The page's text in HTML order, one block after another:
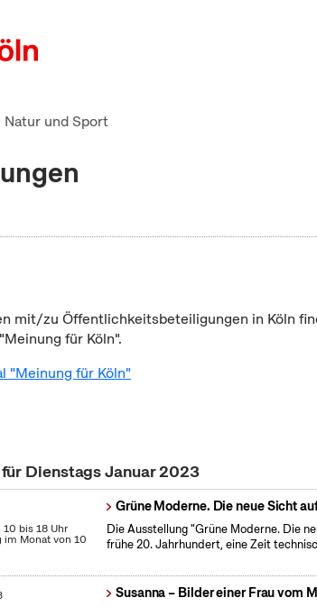
und Sport
mit/zu Öffentlichkeitsbeteiligungen in Köln
für Köln".
"Meinung für Köln"
Dienstags Januar 2023
bis 18 Uhr
Monat von 10
Grüne Moderne. Die neue Sicht
Die Ausstellung "Grüne Moderne. Die
frühe 20. Jahrhundert, eine Zeit
Susanna – Bilder einer Frau vom